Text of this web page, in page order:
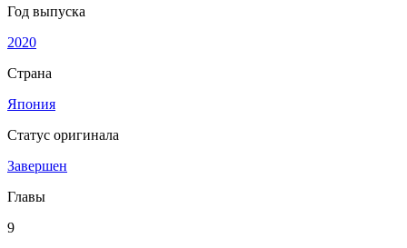
Год выпуска
2020
Страна
Япония
Статус оригинала
Завершен
Главы
9